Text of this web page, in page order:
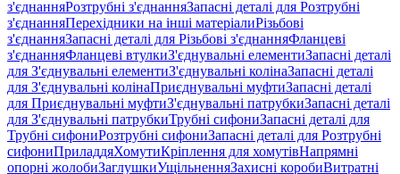
з'єднанняРозтрубні з'єднанняЗапасні деталі для Розтрубні
з'єднанняПерехідники на інші матеріалиРізьбові
з'єднанняЗапасні деталі для Різьбові з'єднанняФланцеві
з'єднанняФланцеві втулкиЗ'єднувальні елементиЗапасні деталі
для З'єднувальні елементиЗ'єднувальні колінаЗапасні деталі
для З'єднувальні колінаПриєднувальні муфтиЗапасні деталі
для Приєднувальні муфтиЗ'єднувальні патрубкиЗапасні деталі
для З'єднувальні патрубкиТрубні сифониЗапасні деталі для
Трубні сифониРозтрубні сифониЗапасні деталі для Розтрубні
сифониПриладдяХомутиКріплення для хомутівНапрямні
опорні жолобиЗаглушкиУщільненняЗахисні коробиВитратні